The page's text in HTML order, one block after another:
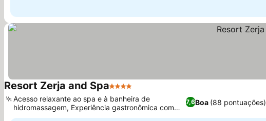
Resort Zerja and Spa4 Estrelas
7,6Boa (88 pontuações)
Acesso relaxante ao spa e à banheira de
hidromassagem, Experiência gastronômica com
vista para a montanha